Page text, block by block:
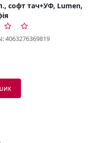
софт тач+УФ, Lumen,
4063276369819